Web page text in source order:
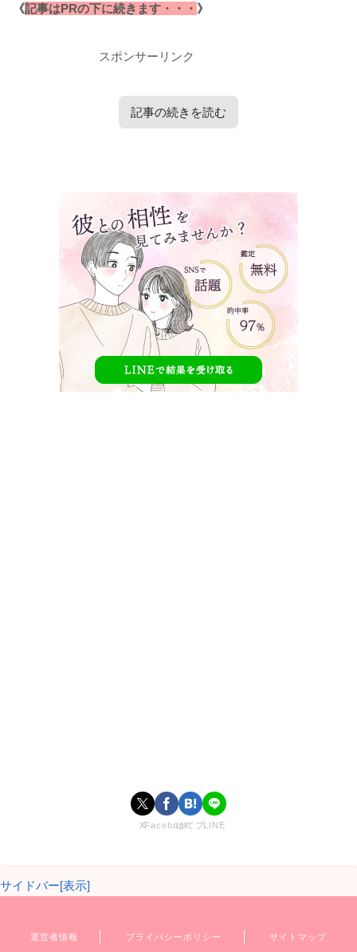
《記事はPRの下に続きます・・・ 》
スポンサーリンク
記事の続きを読む
タップで見たい内容へ移動
ただ実際にはアトリエ作業の詳細も発表されましたので、今
XFacebookはてブLINE
サイドバー[表示]
運営者情報 プライバシーポリシー サイトマップ